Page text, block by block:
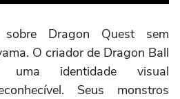
Dragon Quest sem
O criador de Dragon Ball
identidade visual
Seus monstros